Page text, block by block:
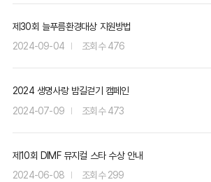
제30회 늘푸름환경대상 지원방법
2024-09-04
476
2024 생명사랑 밤길걷기 캠페인
2024-07-09
473
제10회 DIMF 뮤지컬 스타 수상 안내
2024-06-08
299